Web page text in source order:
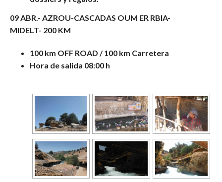
09 ABR.- AZROU-CASCADAS OUM ER RBIA-
MIDELT- 200 KM
100 km OFF ROAD / 100 km Carretera
Hora de salida 08:00 h